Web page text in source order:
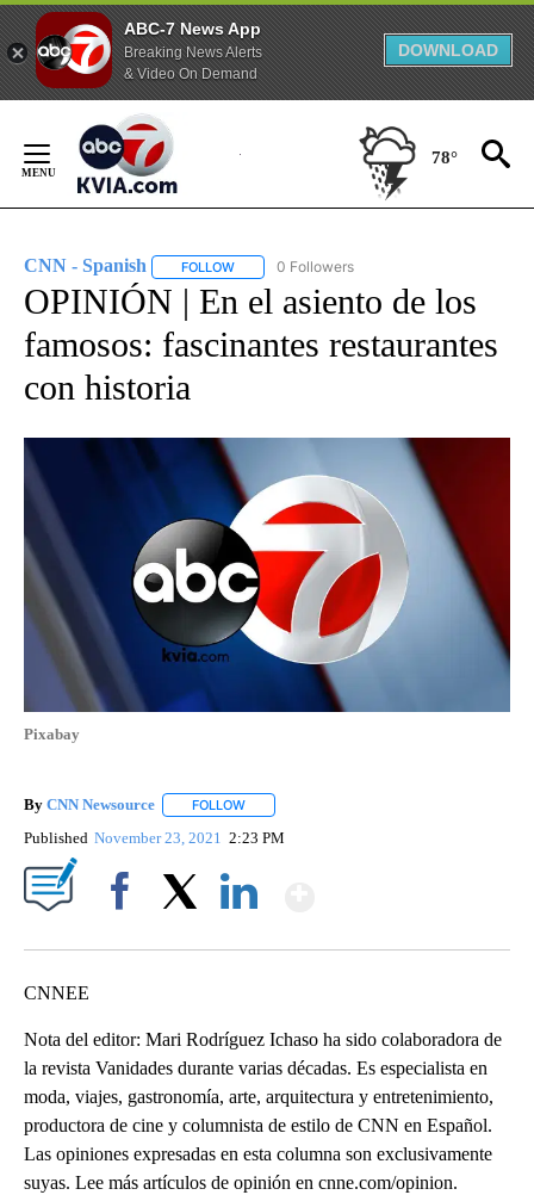
ABC-7 News App
Breaking News Alerts
& Video On Demand
DOWNLOAD
Content
78°
CNN - Spanish FOLLOW FOLLOW "CNN - SPANISH" TO RECEIVE
0 Followers
OPINIÓN | En el asiento de los
famosos: fascinantes restaurantes
con historia
Pixabay
By CNN Newsource FOLLOW
Published November 23, 2021 2:23 PM
CNNEE
Nota del editor: Mari Rodríguez Ichaso ha sido colaboradora de
la revista Vanidades durante varias décadas. Es especialista en
moda, viajes, gastronomía, arte, arquitectura y entretenimiento,
productora de cine y columnista de estilo de CNN en Español.
Las opiniones expresadas en esta columna son exclusivamente
suyas. Lee más artículos de opinión en cnne.com/opinion.